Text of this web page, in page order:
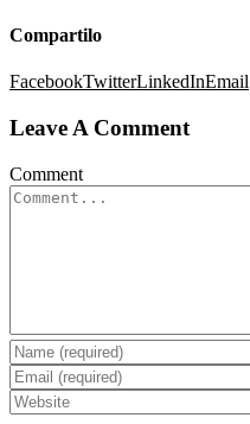
Compartilo
FacebookTwitterLinkedInEmail
Leave A Comment
Comment